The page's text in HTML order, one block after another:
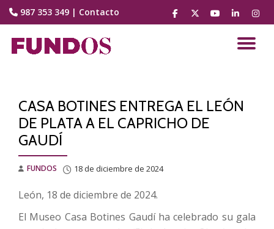
contenido
987 353 349 | Contacto
fa-
facebook
fa-
brands
fa-
youtube-
fa-
linkedin
fa-
CASA BOTINES ENTREGA EL LEÓN
DE PLATA A EL CAPRICHO DE
GAUDÍ
FUNDOS 18 de diciembre de 2024
León, 18 de diciembre de 2024.
El Museo Casa Botines Gaudí ha celebrado su gala